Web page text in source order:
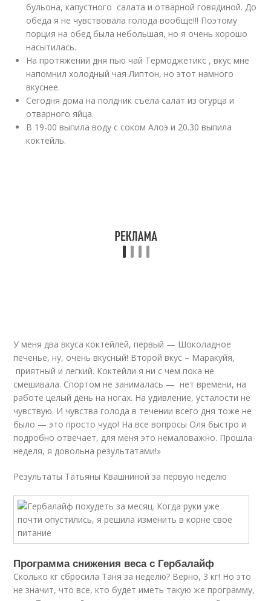
бульона, капустного салата и отварной говядиной. До
обеда я не чувствовала голода вообще!!! Поэтому
порция на обед была небольшая, но я очень хорошо
насытилась.
На протяжении дня пью чай Термоджетикс , вкус мне
напомнил холодный чая Липтон, но этот намного
вкуснее.
Сегодня дома на полдник съела салат из огурца и
отварного яйца.
В 19-00 выпила воду с соком Алоэ и 20.30 выпила
коктейль.
У меня два вкуса коктейлей, первый — Шоколадное
печенье, ну, очень вкусный! Второй вкус – Маракуйя,
приятный и легкий. Коктейли я ни с чем пока не
смешивала. Спортом не занималась — нет времени, на
работе целый день на ногах. На удивление, усталости не
чувствую. И чувства голода в течении всего дня тоже не
было — это просто чудо! На все вопросы Оля быстро и
подробно отвечает, для меня это немаловажно. Прошла
неделя, я довольна результатами!»
Результаты Татьяны Квашниной за первую неделю
Программа снижения веса с Гербалайф
Сколько кг сбросила Таня за неделю? Верно, 3 кг! Но это
не значит, что все, кто будет иметь такую же программу,